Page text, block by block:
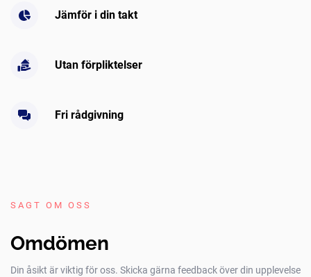
Jämför i din takt
Utan förpliktelser
Fri rådgivning
SAGT OM OSS
Omdömen
Din åsikt är viktig för oss. Skicka gärna feedback över din upplevelse